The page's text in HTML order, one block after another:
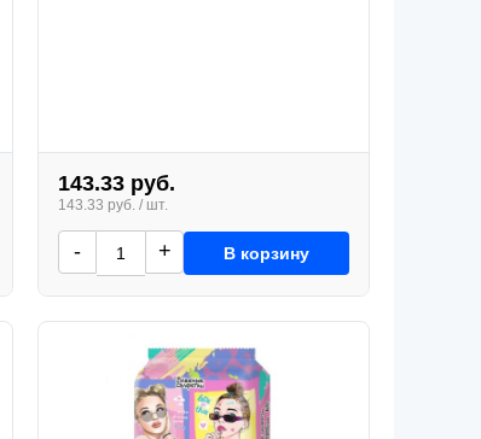
143.33 руб.
143.33 руб. / шт.
- + В корзину